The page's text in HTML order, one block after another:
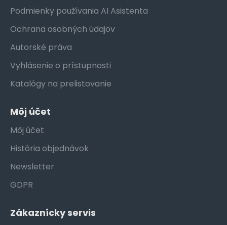
Podmienky používania AI Asistenta
Ochrana osobných údajov
Autorské práva
Vyhlásenie o prístupnosti
Katalógy na prelistovanie
Môj účet
Môj účet
História objednávok
Newsletter
GDPR
Zákaznícky servis